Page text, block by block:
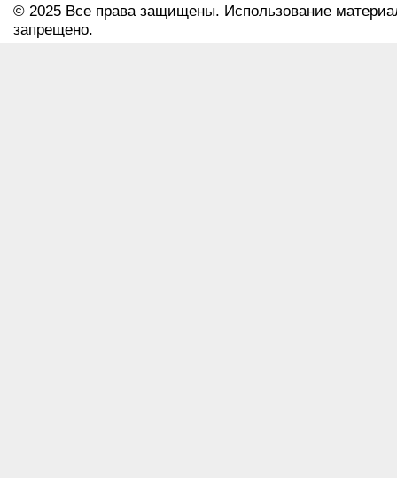
© 2025 Все права защищены. Использование
запрещено.